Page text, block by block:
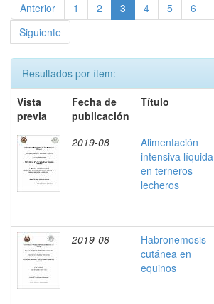
Anterior 1 2 3 4 5 6
Siguiente
Resultados por ítem:
Vista
previa
Fecha de
publicación
Título
2019-08
Alimentación
intensiva líquida
en terneros
lecheros
2019-08
Habronemosis
cutánea en
equinos